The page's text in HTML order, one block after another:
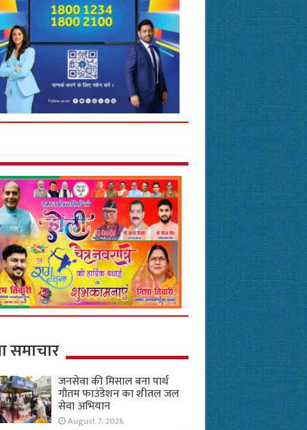
समाचार
जनसेवा की मिसाल बना पार्थ
गौतम फाउंडेशन का शीतल जल
सेवा अभियान
August 7, 2026